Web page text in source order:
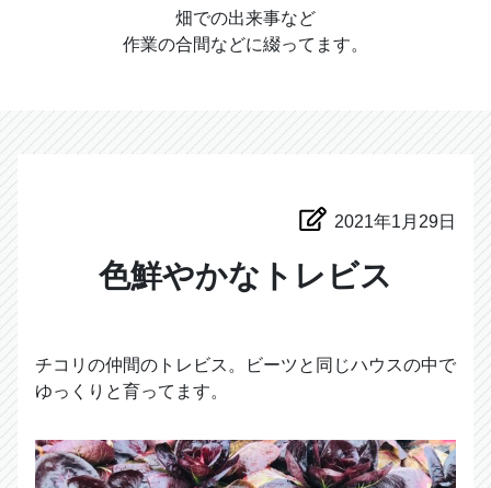
畑での出来事など
作業の合間などに綴ってます。
2021年1月29日
色鮮やかなトレビス
チコリの仲間のトレビス。ビーツと同じハウスの中で
ゆっくりと育ってます。